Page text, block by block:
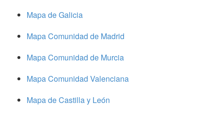
Mapa de Galicia
Mapa Comunidad de Madrid
Mapa Comunidad de Murcia
Mapa Comunidad Valenciana
Mapa de Castilla y León